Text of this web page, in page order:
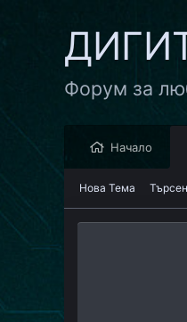
Форум за
Начало
Нова Тема